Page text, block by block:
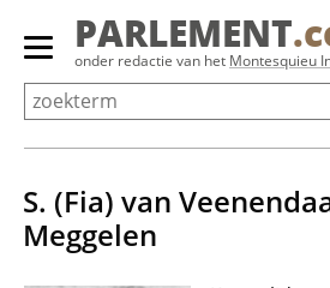
Overslaan
Primair
menu
tonen/verbergen
PARLEMENT
onder redactie van het Montesquieu
S. (Fia) van
Meggelen